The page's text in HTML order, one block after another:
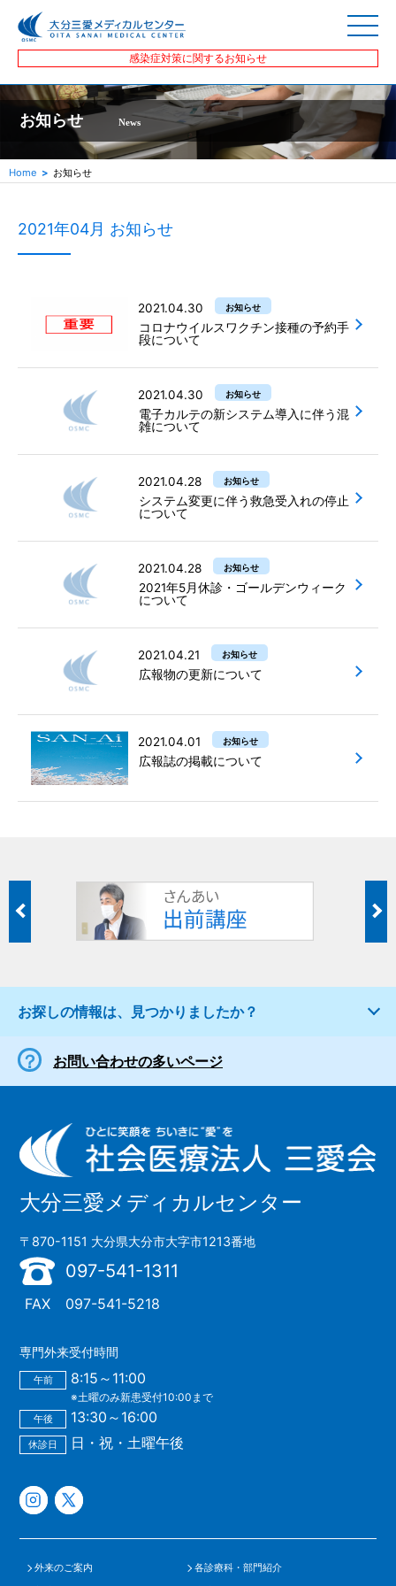
感染症対策に関するお知らせ
お知らせ News
Home お知らせ
2021年04月 お知らせ
2021.04.30 お知らせ
コロナウイルスワクチン接種の予約手
段について
2021.04.30 お知らせ
電子カルテの新システム導入に伴う混
雑について
2021.04.28 お知らせ
システム変更に伴う救急受入れの停止
について
2021.04.28 お知らせ
2021年5月休診・ゴールデンウィーク
について
2021.04.21 お知らせ
広報物の更新について
2021.04.01 お知らせ
広報誌の掲載について
お探しの情報は、見つかりましたか？
お問い合わせの多いページ
大分三愛メディカルセンター
〒870-1151 大分県大分市大字市1213番地
097-541-1311
FAX 097-541-5218
専門外来受付時間
午前 8:15～11:00
※土曜のみ新患受付10:00まで
午後 13:30～16:00
休診日 日・祝・土曜午後
外来のご案内
各診療科・部門紹介